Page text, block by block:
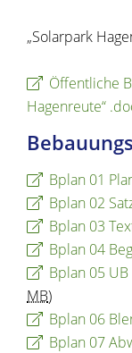
„Solarpark
Öffentliche
Hagenreute“
Bplan 01
Bplan 02
Bplan 03
Bplan 04
Bplan 05
MB)
Bplan 06
Bplan 07